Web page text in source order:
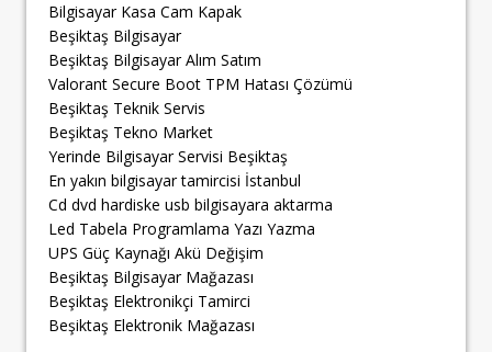
Bilgisayar Kasa Cam Kapak
Beşiktaş Bilgisayar
Beşiktaş Bilgisayar Alım Satım
Valorant Secure Boot TPM Hatası Çözümü
Beşiktaş Teknik Servis
Beşiktaş Tekno Market
Yerinde Bilgisayar Servisi Beşiktaş
En yakın bilgisayar tamircisi İstanbul
Cd dvd hardiske usb bilgisayara aktarma
Led Tabela Programlama Yazı Yazma
UPS Güç Kaynağı Akü Değişim
Beşiktaş Bilgisayar Mağazası
Beşiktaş Elektronikçi Tamirci
Beşiktaş Elektronik Mağazası